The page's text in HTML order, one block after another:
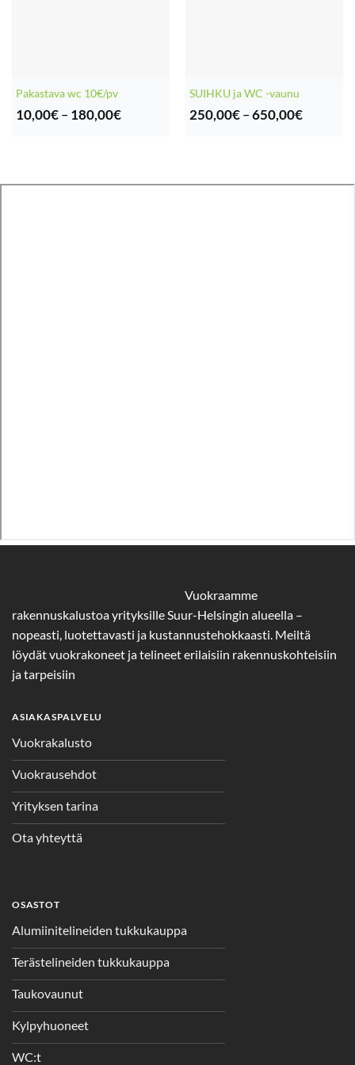
Pakastava wc 10€/pv
10,00€ – 180,00€Hintaluokka:
SUIHKU ja WC -vaunu
250,00€ –650,00€
Vuokraamme
rakennuskalustoa yrityksille Suur-Helsingin alueella –
nopeasti, luotettavasti ja kustannustehokkaasti. Meiltä
löydät vuokrakoneet ja telineet erilaisiin rakennuskohteisiin
ja tarpeisiin
ASIAKASPALVELU
Vuokrakalusto
Vuokrausehdot
Yrityksen tarina
Ota yhteyttä
OSASTOT
Alumiinitelineiden tukkukauppa
Terästelineiden tukkukauppa
Taukovaunut
Kylpyhuoneet
WC:t